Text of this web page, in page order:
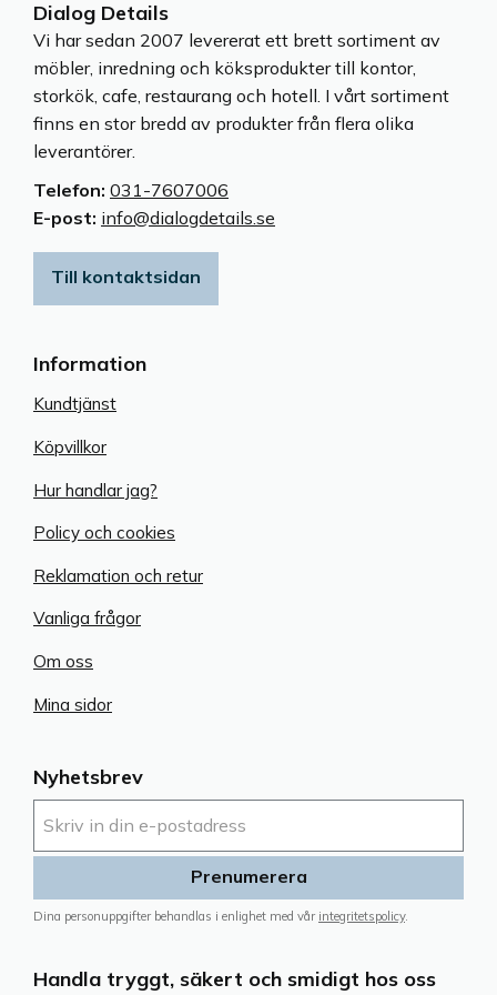
Nyhetsbrev
Prenumerera
Dina personuppgifter behandlas i enlighet med vår integritetspolicy.
Handla tryggt, säkert och smidigt hos oss
Information
Kundtjänst
Köpvillkor
Hur handlar jag?
Policy och cookies
Reklamation och retur
Vanliga frågor
Om oss
Mina sidor
Dialog Details
Vi har sedan 2007 levererat ett brett sortiment av
möbler, inredning och köksprodukter till kontor,
storkök, cafe, restaurang och hotell. I vårt sortiment
finns en stor bredd av produkter från flera olika
leverantörer.
Telefon: 031-7607006
E-post: info@dialogdetails.se
Till kontaktsidan